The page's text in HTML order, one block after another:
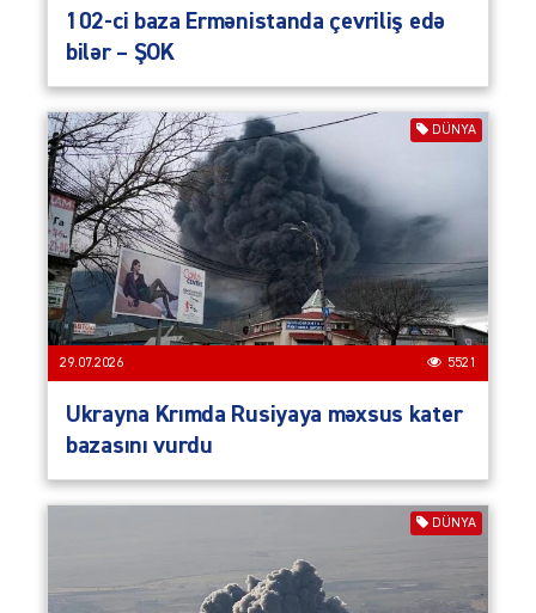
102-ci baza Ermənistanda çevriliş edə
bilər – ŞOK
DÜNYA
29.07.2026 5521
Ukrayna Krımda Rusiyaya məxsus kater
bazasını vurdu
DÜNYA